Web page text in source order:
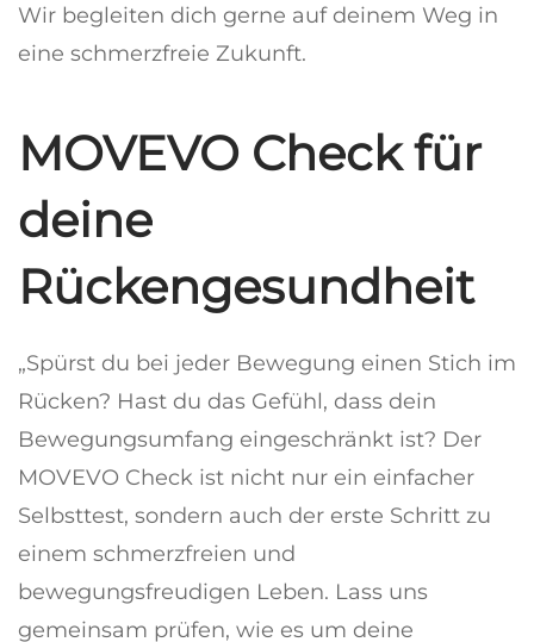
Wir begleiten dich gerne auf deinem Weg in
eine schmerzfreie Zukunft.
MOVEVO Check für
deine
Rückengesundheit
„Spürst du bei jeder Bewegung einen Stich im
Rücken? Hast du das Gefühl, dass dein
Bewegungsumfang eingeschränkt ist? Der
MOVEVO Check ist nicht nur ein einfacher
Selbsttest, sondern auch der erste Schritt zu
einem schmerzfreien und
bewegungsfreudigen Leben. Lass uns
gemeinsam prüfen, wie es um deine